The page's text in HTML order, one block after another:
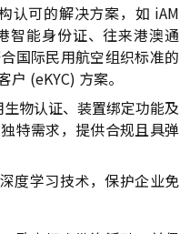
认可的解决方案，如 iAM
智能身份证、往来港澳通
国际民用航空组织标准的
(eKYC) 方案。
物认证、装置绑定功能及
特需求，提供合规且具弹
度学习技术，保护企业免